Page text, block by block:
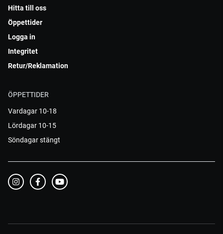
Hitta till oss
Öppettider
Logga in
Integritet
Retur/Reklamation
ÖPPETTIDER
Vardagar 10-18
Lördagar 10-15
Söndagar stängt